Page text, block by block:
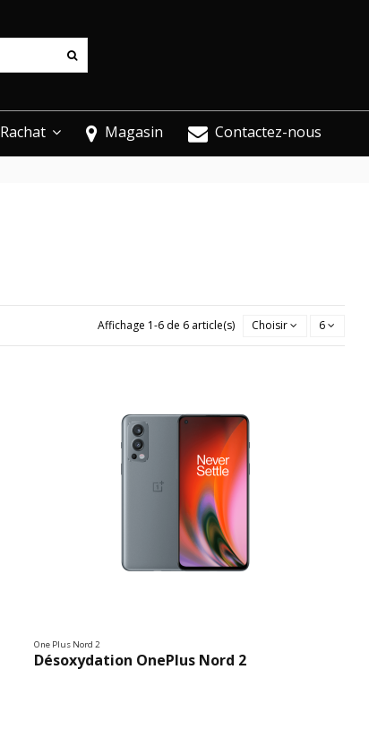
Rachat Magasin Contactez-nous
Affichage 1-6 de 6 article(s) Choisir 6
One Plus Nord 2
Désoxydation OnePlus Nord 2